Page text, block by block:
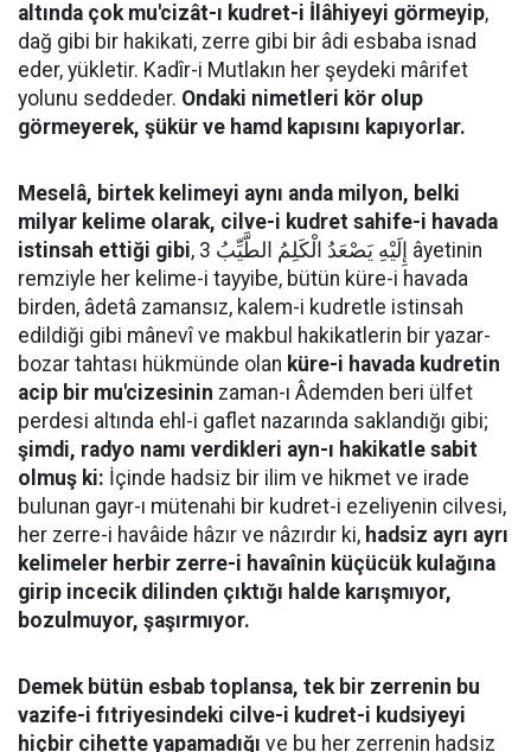
altında çok mu'cizât-ı kudret-i İlâhiyeyi görmeyip,
dağ gibi bir hakikati, zerre gibi bir âdi esbaba isnad
eder, yükletir. Kadîr-i Mutlakın her şeydeki mârifet
yolunu seddeder. Ondaki nimetleri kör olup
görmeyerek, şükür ve hamd kapısını kapıyorlar.
Meselâ, birtek kelimeyi aynı anda milyon, belki
milyar kelime olarak, cilve-i kudret sahife-i havada
istinsah ettiği gibi, إِلَيْهِ يَصْعَدُ الْكَلِمُ الطَّيِّبُ 3 âyetinin
remziyle her kelime-i tayyibe, bütün küre-i havada
birden, âdetâ zamansız, kalem-i kudretle istinsah
edildiği gibi mânevî ve makbul hakikatlerin bir yazar-
bozar tahtası hükmünde olan küre-i havada kudretin
acip bir mu'cizesinin zaman-ı Âdemden beri ülfet
perdesi altında ehl-i gaflet nazarında saklandığı gibi;
şimdi, radyo namı verdikleri ayn-ı hakikatle sabit
olmuş ki: İçinde hadsiz bir ilim ve hikmet ve irade
bulunan gayr-ı mütenahi bir kudret-i ezeliyenin cilvesi,
her zerre-i havâide hâzır ve nâzırdır ki, hadsiz ayrı ayrı
kelimeler herbir zerre-i havaînin küçücük kulağına
girip incecik dilinden çıktığı halde karışmıyor,
bozulmuyor, şaşırmıyor.
Demek bütün esbab toplansa, tek bir zerrenin bu
vazife-i fıtriyesindeki cilve-i kudret-i kudsiyeyi
hiçbir cihette yapamadığı ve bu her zerrenin hadsiz